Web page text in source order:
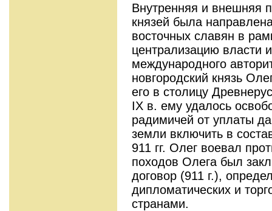
Внутренняя и внешняя
князей была
восточных славян в
централизацию власти
международного
новгородский князь
его в столицу
IX в. ему удалось
радимичей от уплаты
земли включить в
911 гг. Олег воевал
походов Олега был
договор (911 г.),
дипломатических и
странами.